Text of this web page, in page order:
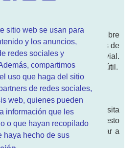
sitio web se usan para
y los anuncios,
redes sociales y
compartimos
uso que haga del sitio
de redes sociales,
web, quienes pueden
información que les
o que hayan recopilado
haya hecho de sus
Te contamos sobre
permisode conducir, noticias de
y sobre todo seguridad vial.
tipo de información DGT útil.
mantiene la pagina, visita
contacto. Aquí tienes nuesto
no queremos engañar a